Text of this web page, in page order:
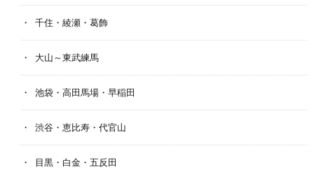
千住・綾瀬・葛飾
大山～東武練馬
池袋・高田馬場・早稲田
渋谷・恵比寿・代官山
目黒・白金・五反田